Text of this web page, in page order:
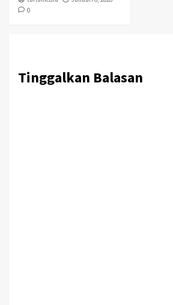
0
Tinggalkan Balasan